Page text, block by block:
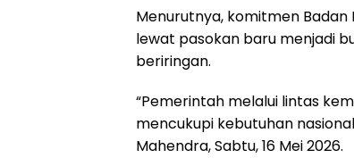
Menurutnya, komitmen Badan
lewat pasokan baru menjadi
beriringan.
“Pemerintah melalui lintas
mencukupi kebutuhan
Mahendra, Sabtu, 16 Mei 2026.